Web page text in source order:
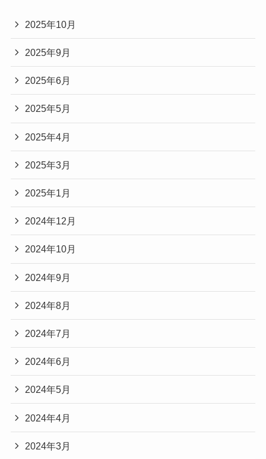
2025年10月
2025年9月
2025年6月
2025年5月
2025年4月
2025年3月
2025年1月
2024年12月
2024年10月
2024年9月
2024年8月
2024年7月
2024年6月
2024年5月
2024年4月
2024年3月